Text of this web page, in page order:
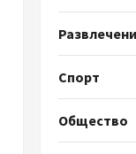
Спорт
Общество